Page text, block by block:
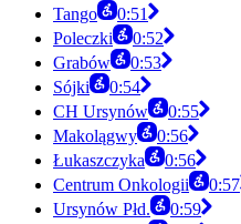
Tango
0:51
Poleczki
0:52
Grabów
0:53
Sójki
0:54
CH Ursynów
0:55
Makolągwy
0:56
Łukaszczyka
0:56
Centrum Onkologii
0:57
Ursynów Płd.
0:59